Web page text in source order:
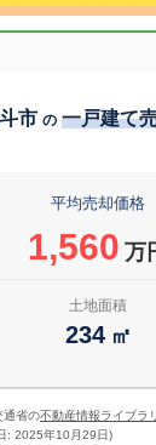
市 の 一戸建て
平均売却価格
1,560 万
土地面積
234 ㎡
通省の不動産情報ライブラ
: 2025年10月29日)